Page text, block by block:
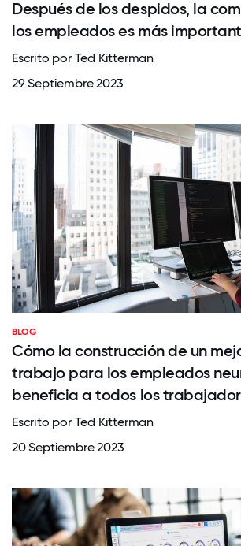
Después de los despidos, la
los empleados es más
Escrito por Ted Kitterman
29 Septiembre 2023
BLOG
Cómo la construcción de un
trabajo para los empleados
beneficia a todos los
Escrito por Ted Kitterman
20 Septiembre 2023